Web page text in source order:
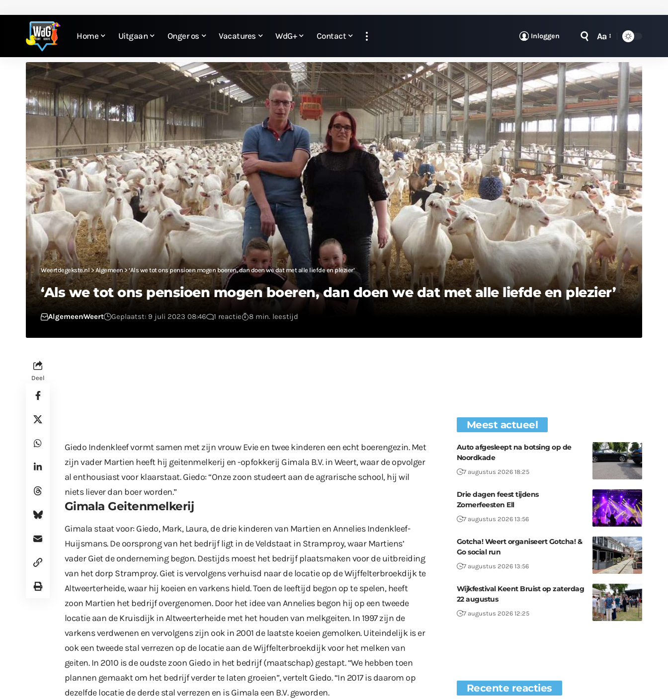
Home Uitgaan Onger os Vacatures WdG+ Contact Inloggen Aa
Weertdegekste.nl>Algemeen>‘Als we tot ons pensioen mogen boeren, dan doen we dat met alle liefde en plezier’
‘Als we tot ons pensioen mogen boeren, dan doen we dat met alle liefde en plezier’
AlgemeenWeert Geplaatst: 9 juli 2023 08:46 1 reactie 8 min. leestijd
Deel
Giedo Indenkleef vormt samen met zijn vrouw Evie en twee kinderen een echt boerengezin. Met
zijn vader Martien heeft hij geitenmelkerij en -opfokkerij Gimala B.V. in Weert, waar de opvolger
al enthousiast voor klaarstaat. Giedo: “Onze zoon studeert aan de agrarische school, hij wil
niets liever dan boer worden.”
Gimala Geitenmelkerij
Gimala staat voor: Giedo, Mark, Laura, de drie kinderen van Martien en Annelies Indenkleef-
Huijsmans. De oorsprong van het bedrijf ligt in de Veldstaat in Stramproy, waar Martiens’
vader Giet de onderneming begon. Destijds moest het bedrijf plaatsmaken voor de uitbreiding
van het dorp Stramproy. Giet is vervolgens verhuisd naar de locatie op de Wijffelterbroekdijk te
Altweerterheide, waar hij koeien en varkens hield. Toen de leeftijd begon op te spelen, heeft
zoon Martien het bedrijf overgenomen. Door het idee van Annelies begon hij op een tweede
locatie aan de Kruisdijk in Altweerterheide met het houden van melkgeiten. In 1997 zijn de
varkens verdwenen en vervolgens zijn ook in 2001 de laatste koeien gemolken. Uiteindelijk is er
ook een tweede stal verrezen op de locatie aan de Wijffelterbroekdijk voor het melken van
geiten. In 2010 is de oudste zoon Giedo in het bedrijf (maatschap) gestapt. “We hebben toen
plannen gemaakt om het bedrijf verder te laten groeien”, vertelt Giedo. “In 2017 is daarom op
dezelfde locatie de derde stal verrezen en is Gimala een B.V. geworden.
Meest actueel
Auto afgesleept na botsing op de
Noordkade
7 augustus 2026 18:25
Drie dagen feest tijdens
Zomerfeesten Ell
7 augustus 2026 13:56
Gotcha! Weert organiseert Gotcha! &
Go social run
7 augustus 2026 13:56
Wijkfestival Keent Bruist op zaterdag
22 augustus
7 augustus 2026 12:25
Recente reacties